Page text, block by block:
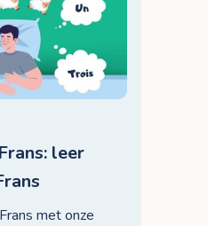
leer
met onze